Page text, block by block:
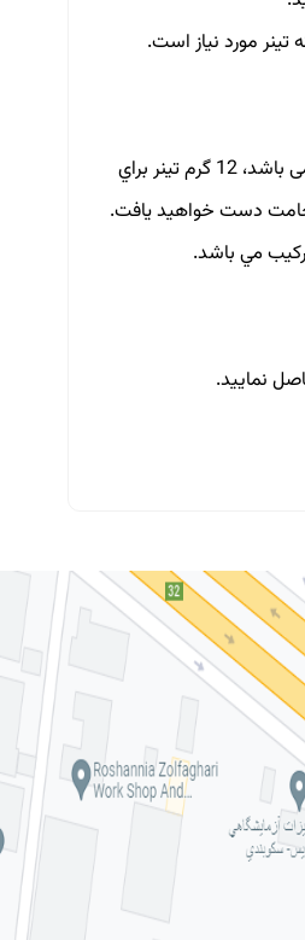
و در صورت نياز به لايه اي عايق با ضخامت 35 ميكرون، به 100 گرم محصول که شامل ترکیب آستر و هادنر می باشد، 12 گرم تينر براي
نمایید.